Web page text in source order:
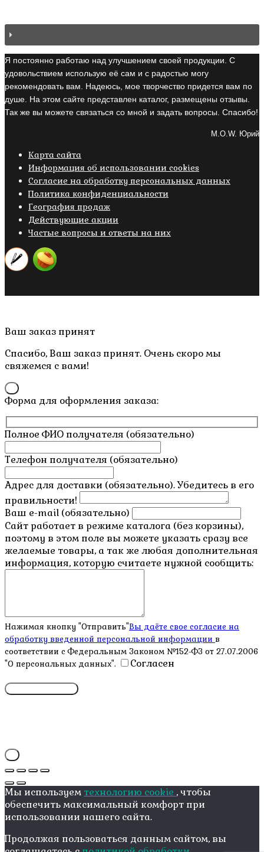
Я постоянно работаю над улучшением своей продукции. С
удовольствием использую её сам и с радостью могу
рекомендовать вам. Надеюсь, мое творчество придется вам по
душе. На этом сайте представлен каталог, размещены отзывы.
Так же вы можете связаться со мной и задать вопросы. Спасибо!
M.O.W. Юрий
Карта сайта
Информация об использовании cookies
Cогласие на обработку персональных данных
Политика конфиденциальности
География продаж
Действующие акции
Частые вопросы и ответы на них
Пролистать
Ваш заказ принят
Спасибо, Ваш заказ принят. Очень скоро мы
свяжемся с вами!
Форма для оформления заказа:
Полное ФИО получателя (обязательно)
Телефон получателя (обязательно)
Адрес для доставки (обязательно). Убедитесь в его
правильности!
Ваш e-mail (обязательно)
Сайт работает в режиме каталога (без корзины),
поэтому в этом поле вы можете указать сразу все
желаемые товары, а так же любая дополнительная
информация, которую считаете нужной сообщить:
Нажимая кнопку "Отправить"Вы даёте свое согласие на
обработку введенной персональной информации в
соответствии с Федеральным Законом №152-ФЗ от 27.07.2006
"О персональных данных".
Согласен
Мы используем технологию cookie , чтобы
обеспечить максимальный комфорт при
использовании нашего сайта.
Продолжая пользоваться данным сайтом, вы